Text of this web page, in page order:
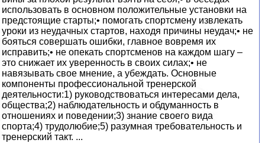
использовать в основном положительные установки на
предстоящие старты;• помогать спортсмену извлекать
уроки из неудачных стартов, находя причины неудач;• не
бояться совершать ошибки, главное вовремя их
исправить;• не опекать спортсменов на каждом шагу –
это снижает их уверенность в своих силах;• не
навязывать свое мнение, а убеждать. Основные
компоненты профессиональной тренерской
деятельности:1) руководствоваться интересами дела,
общества;2) наблюдательность и обдуманность в
отношениях и поведении;3) знание своего вида
спорта;4) трудолюбие;5) разумная требовательность и
тренерский такт. ...